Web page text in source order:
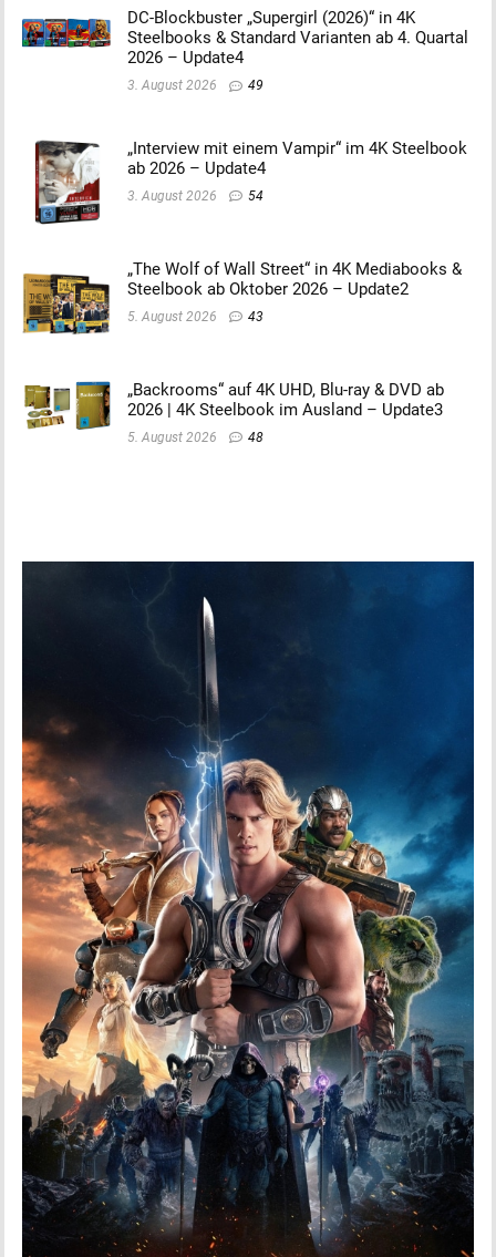
DC-Blockbuster „Supergirl (2026)“ in 4K
Steelbooks & Standard Varianten ab 4. Quartal
2026 – Update4
3. August 2026 49
„Interview mit einem Vampir“ im 4K Steelbook
ab 2026 – Update4
3. August 2026 54
„The Wolf of Wall Street“ in 4K Mediabooks &
Steelbook ab Oktober 2026 – Update2
5. August 2026 43
„Backrooms“ auf 4K UHD, Blu-ray & DVD ab
2026 | 4K Steelbook im Ausland – Update3
5. August 2026 48